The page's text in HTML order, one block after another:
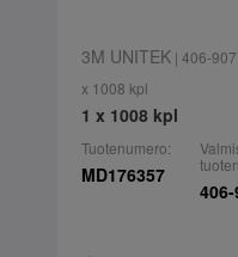
3M UNITEK| 406-907
x 1008 kpl
1 x 1008 kpl
Tuotenumero:
MD176357